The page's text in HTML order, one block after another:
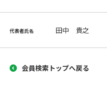
代表者氏名 田中 貴之
会員検索トップへ戻る